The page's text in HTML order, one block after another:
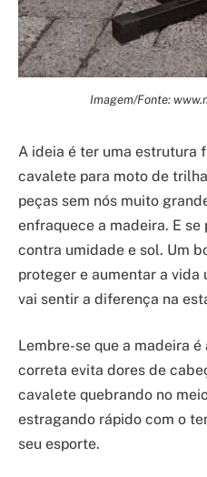
Imagem/Fonte:
A ideia é ter uma estrutura
cavalete para moto de
peças sem nós muito
enfraquece a madeira. E
contra umidade e sol. Um
proteger e aumentar a vida
vai sentir a diferença na
Lembre-se que a madeira
correta evita dores de
cavalete quebrando no
estragando rápido com o
seu esporte.